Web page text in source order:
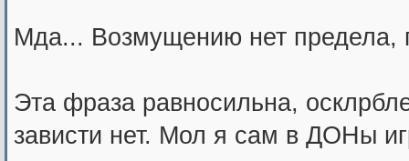
Мда... Возмущению нет предела,
Эта фраза равносильна,
зависти нет. Мол я сам в ДОНы